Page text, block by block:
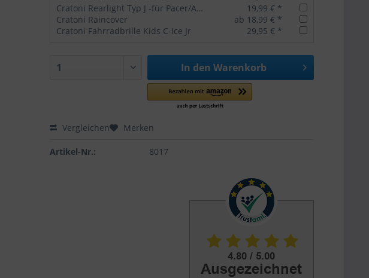
Cratoni Rearlight Typ J -für Pacer/Agravic/AllSet
19,99 € *
Cratoni Raincover
ab 18,99 € *
Cratoni Fahrradbrille Kids C-Ice Jr
29,95 € *
In den Warenkorb
Vergleichen Merken
Artikel-Nr.: 8017